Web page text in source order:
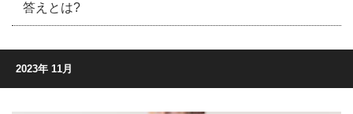
答えとは?
2023年 11月